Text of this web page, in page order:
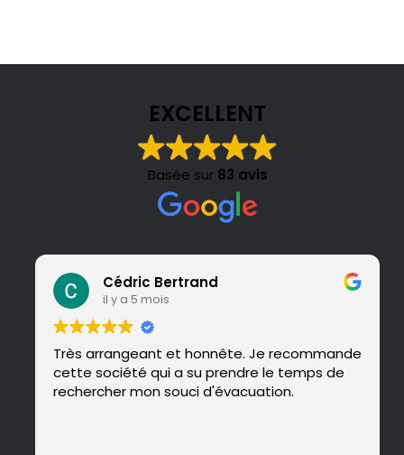
EXCELLENT
Basée sur 83 avis
Cédric Bertrand
il y a 5 mois
Très arrangeant et honnête. Je recommande
cette société qui a su prendre le temps de
rechercher mon souci d'évacuation.